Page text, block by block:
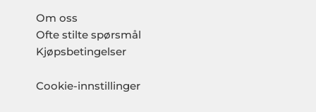
Om oss
Ofte stilte spørsmål
Kjøpsbetingelser
Cookie-innstillinger